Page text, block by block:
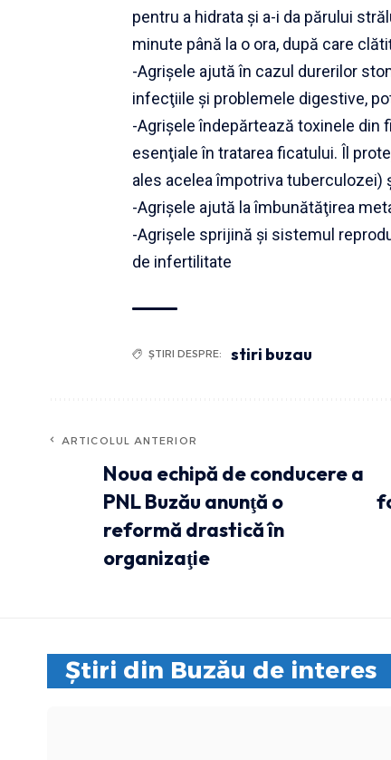
pentru a hidrata şi a-i da părului
minute până la o ora, după care
-Agrişele ajută în cazul durerilor
infecţiile şi problemele digestive,
-Agrişele îndepărtează toxinele
esenţiale în tratarea ficatului. Îl
ales acelea împotriva tuberculozei)
-Agrişele ajută la îmbunătăţirea
-Agrişele sprijină şi sistemul
de infertilitate
ȘTIRI DESPRE: stiri buzau
ARTICOLUL ANTERIOR
Noua echipă de conducere a
PNL Buzău anunţă o
reformă drastică în
organizaţie
Știri din Buzău de interes